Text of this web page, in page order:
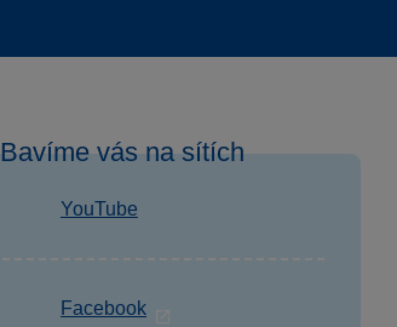
Bavíme vás na sítích
YouTube
Facebook